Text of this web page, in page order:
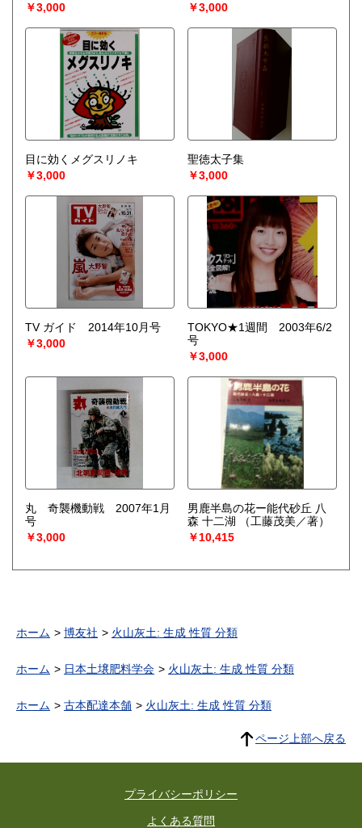
￥3,000
￥3,000
目に効くメグスリノキ
￥3,000
聖徳太子集
￥3,000
TV ガイド 2014年10月号
￥3,000
TOKYO★1週間 2003年6/2
号
￥3,000
丸 奇襲機動戦 2007年1月
号
￥3,000
男鹿半島の花ー能代砂丘 八
森 十二湖
（工藤茂美／著）
￥10,415
ホーム 博友社 火山灰土: 生成 性質 分類
ホーム 日本土壌肥料学会 火山灰土: 生成 性質 分類
ホーム 古本配達本舗 火山灰土: 生成 性質 分類
ページ上部へ戻る
プライバシーポリシー
よくある質問